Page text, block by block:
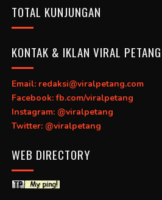
TOTAL KUNJUNGAN
KONTAK & IKLAN VIRAL PETANG
Email: redaksi@viralpetang.com
Facebook: fb.com/viralpetang
Instagram: @viralpetang
Twitter: @viralpetang
WEB DIRECTORY